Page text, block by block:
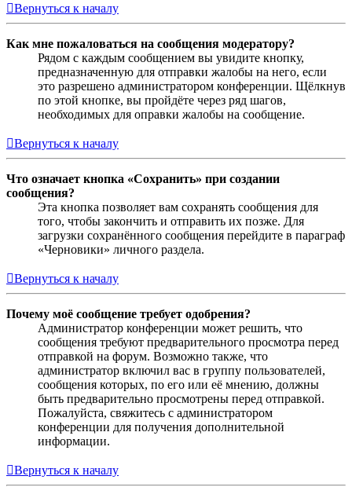
Вернуться к началу
Как мне пожаловаться на сообщения модератору?
Рядом с каждым сообщением вы увидите кнопку,
предназначенную для отправки жалобы на него, если
это разрешено администратором конференции. Щёлкнув
по этой кнопке, вы пройдёте через ряд шагов,
необходимых для оправки жалобы на сообщение.
Вернуться к началу
Что означает кнопка «Сохранить» при создании
сообщения?
Эта кнопка позволяет вам сохранять сообщения для
того, чтобы закончить и отправить их позже. Для
загрузки сохранённого сообщения перейдите в параграф
«Черновики» личного раздела.
Вернуться к началу
Почему моё сообщение требует одобрения?
Администратор конференции может решить, что
сообщения требуют предварительного просмотра перед
отправкой на форум. Возможно также, что
администратор включил вас в группу пользователей,
сообщения которых, по его или её мнению, должны
быть предварительно просмотрены перед отправкой.
Пожалуйста, свяжитесь с администратором
конференции для получения дополнительной
информации.
Вернуться к началу